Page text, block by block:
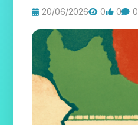
20/06/2026 0 0 0